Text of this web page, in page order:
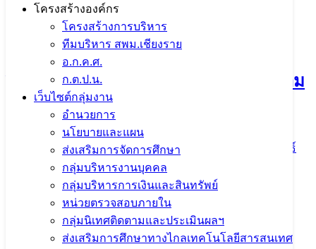
โครงสร้างองค์กร
โครงสร้างการบริหาร
ทีมบริหาร สพม.เชียงราย
อ.ก.ค.ศ.
ก.ต.ป.น.
เว็บไซต์กลุ่มงาน
อำนวยการ
นโยบายและแผน
ส่งเสริมการจัดการศึกษา
กลุ่มบริหารงานบุคคล
กลุ่มบริหารการเงินและสินทรัพย์
หน่วยตรวจสอบภายใน
กลุ่มนิเทศติดตามและประเมินผลฯ
ส่งเสริมการศึกษาทางไกลเทคโนโลยีสารสนเทศ
การประชุมคณะกรรมการขับเคลื่อน
การนำเข้าข้อมูล OIT+ ประจำ
ปีงบประมาณ พ.ศ. 2569 มุ่งยกระดับความ
โปร่งใสในการดำเนินงาน
5 สิงหาคม 20265 สิงหาคม 2026
ข่าวประชาสัมพันธ์
สพม.เชียงราย
จำนวนผู้ชม: 15